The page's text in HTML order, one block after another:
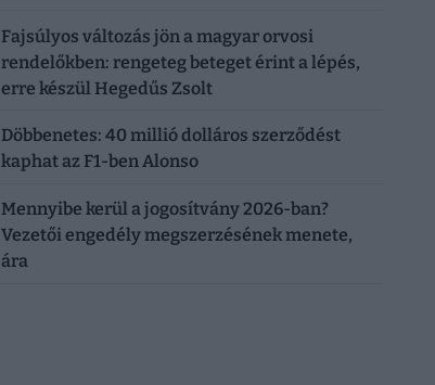
Fajsúlyos változás jön a magyar orvosi
rendelőkben: rengeteg beteget érint a lépés,
erre készül Hegedűs Zsolt
Döbbenetes: 40 millió dolláros szerződést
kaphat az F1-ben Alonso
Mennyibe kerül a jogosítvány 2026-ban?
Vezetői engedély megszerzésének menete,
ára